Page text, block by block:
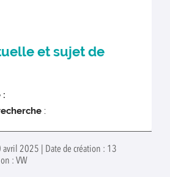
et sujet de
:
:
avril 2025 | Date de création : 13
: VW